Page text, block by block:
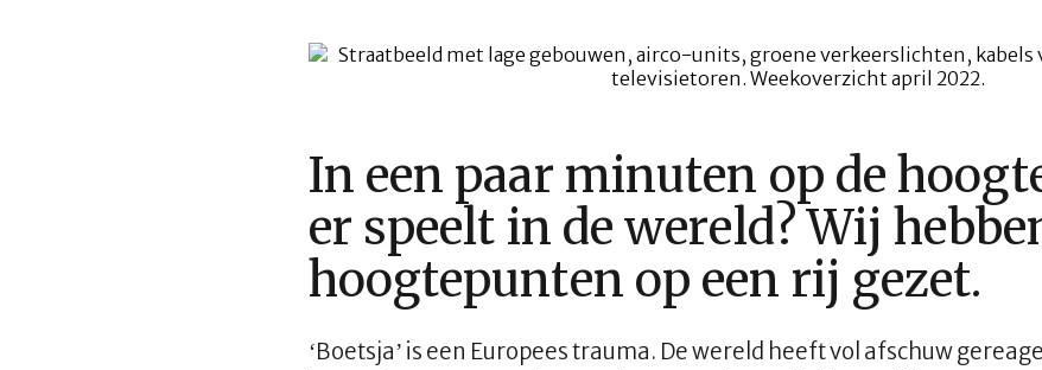
In een paar minuten op de
er speelt in de wereld? Wij
hoogtepunten op een rij gezet.
‘Boetsja’ is een Europees trauma. De wereld heeft vol afschuw